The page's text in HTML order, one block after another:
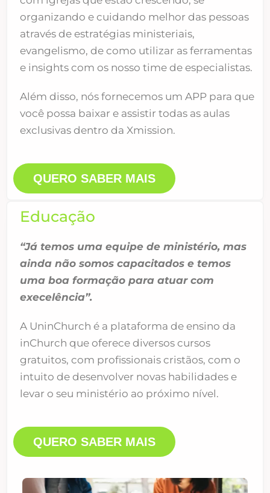
organizando e cuidando melhor das pessoas
através de estratégias ministeriais,
evangelismo, de como utilizar as ferramentas
e insights com os nosso time de especialistas.
Além disso, nós fornecemos um APP para que
você possa baixar e assistir todas as aulas
exclusivas dentro da Xmission.
QUERO SABER MAIS
Educação
“Já temos uma equipe de ministério, mas
ainda não somos capacitados e temos
uma boa formação para atuar com
execelência”.
A UninChurch é a plataforma de ensino da
inChurch que oferece diversos cursos
gratuitos, com profissionais cristãos, com o
intuito de desenvolver novas habilidades e
levar o seu ministério ao próximo nível.
QUERO SABER MAIS